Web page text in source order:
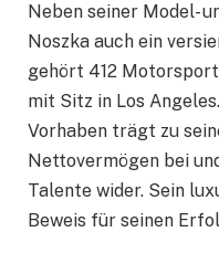
Neben seiner Model-
Noszka auch ein
gehört 412
mit Sitz in Los
Vorhaben trägt zu
Nettovermögen bei
Talente wider. Sein
Beweis für seinen